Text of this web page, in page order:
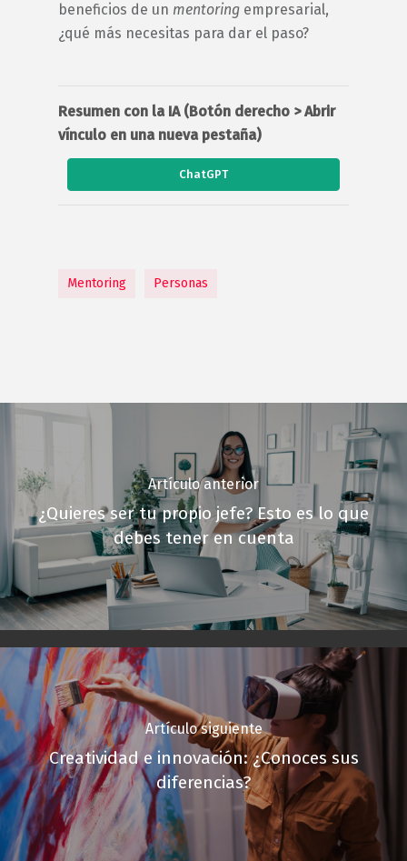
beneficios de un mentoring empresarial,
¿qué más necesitas para dar el paso?
Resumen con la IA (Botón derecho > Abrir
vínculo en una nueva pestaña)
ChatGPT
Mentoring Personas
Artículo anterior
¿Quieres ser tu propio jefe? Esto es lo que
debes tener en cuenta
Artículo siguiente
Creatividad e innovación: ¿Conoces sus
diferencias?